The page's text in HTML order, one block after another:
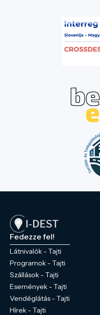
Fedezze fel!
Látnivalók - Tajti
Programok - Tajti
Szállások - Tajti
Események - Tajti
Vendéglátás - Tajti
Hírek - Tajti